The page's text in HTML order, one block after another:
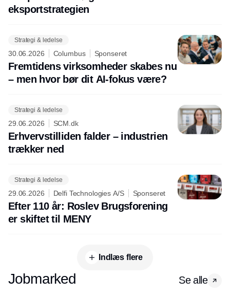
eksportstrategien
Strategi & ledelse
30.06.2026 Columbus Sponseret
Fremtidens virksomheder skabes nu
– men hvor bør dit AI-fokus være?
Strategi & ledelse
29.06.2026 SCM.dk
Erhvervstilliden falder – industrien
trækker ned
Strategi & ledelse
29.06.2026 Delfi Technologies A/S Sponseret
Efter 110 år: Roslev Brugsforening
er skiftet til MENY
Indlæs flere
Jobmarked Se alle